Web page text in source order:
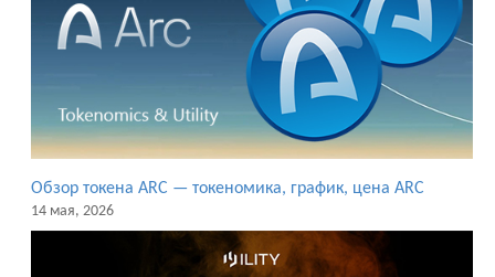
Обзор токена ARC — токеномика, график, цена ARC
14 мая, 2026